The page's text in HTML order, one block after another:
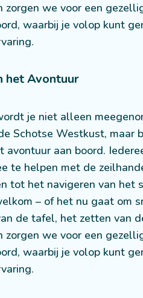
zorgen we voor een
waarbij je volop kunt
het Avontuur
je niet alleen
Schotse Westkust, maar
avontuur aan boord.
te helpen met de
tot het navigeren van het
– of het nu gaat om
de tafel, het zetten van
zorgen we voor een
waarbij je volop kunt